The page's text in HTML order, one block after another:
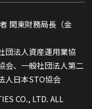
関東財務局長（金
団法人資産運用業協
会、一般社団法人第二
人日本STO協会
CO., LTD. ALL